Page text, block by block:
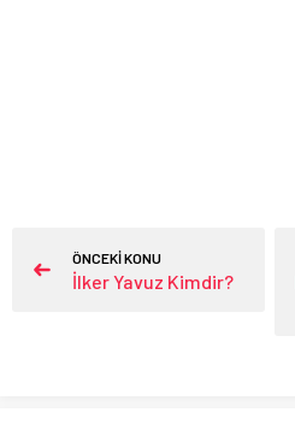
ÖNCEKİ KONU
İlker Yavuz Kimdir?